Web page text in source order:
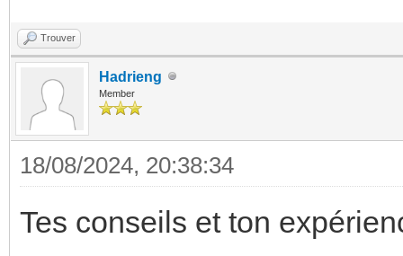
Trouver
Hadrieng
Member
18/08/2024, 20:38:34
Tes conseils et ton